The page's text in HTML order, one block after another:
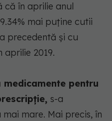
că în aprilie anul
mai puține cutii
precedentă și cu
aprilie 2019.
medicamente pentru
s-a
mare. Mai precis, în